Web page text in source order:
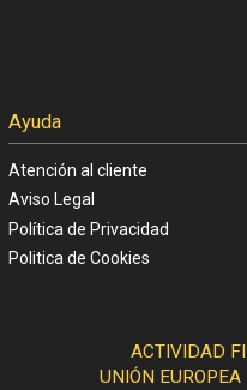
Ayuda
Atención al cliente
Aviso Legal
Política de Privacidad
Politica de Cookies
ACTIVIDAD
UNIÓN